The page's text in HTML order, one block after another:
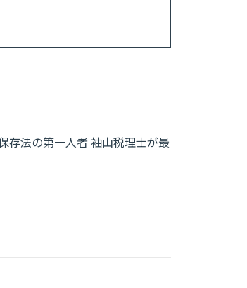
存法の第一人者 袖山税理士が最